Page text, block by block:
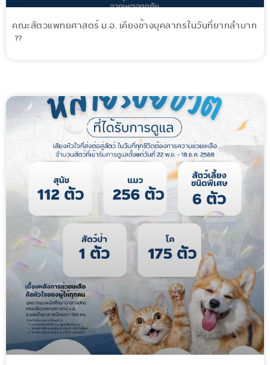
คณะสัตวแพทยศาสตร์ ม.อ. เคียงข้างบุคลากรในวันที่ยากลำบาก
??